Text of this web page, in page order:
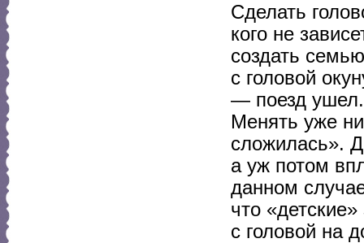
Сделать
кого не
создать
с головой
— поезд
Менять уже
сложилась».
а уж потом
данном
что
с головой на